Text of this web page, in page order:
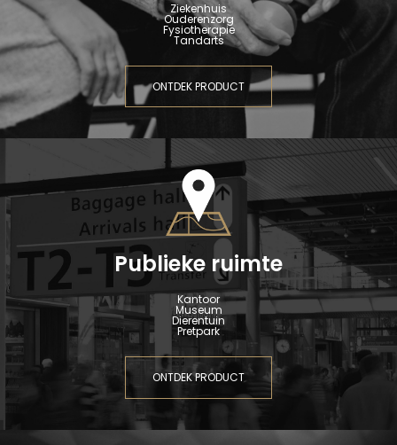
Ziekenhuis
Ouderenzorg
Fysiotherapie
Tandarts
ONTDEK PRODUCT
Publieke ruimte
Kantoor
Museum
Dierentuin
Pretpark
ONTDEK PRODUCT